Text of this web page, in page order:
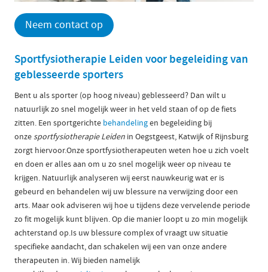
Neem contact op
Sportfysiotherapie Leiden voor begeleiding van
geblesseerde sporters
Bent u als sporter (op hoog niveau) geblesseerd? Dan wilt u
natuurlijk zo snel mogelijk weer in het veld staan of op de fiets
zitten. Een sportgerichte behandelingen begeleiding bij
onzesportfysiotherapie Leiden in Oegstgeest, Katwijk of Rijnsburg
zorgt hiervoor.Onze sportfysiotherapeuten weten hoe u zich voelt
en doen er alles aan om u zo snel mogelijk weer op niveau te
krijgen. Natuurlijk analyseren wij eerst nauwkeurig wat er is
gebeurd en behandelen wij uw blessure na verwijzing door een
arts. Maar ook adviseren wij hoe u tijdens deze vervelende periode
zo fit mogelijk kunt blijven. Op die manier loopt u zo min mogelijk
achterstand op.Is uw blessure complex of vraagt uw situatie
specifieke aandacht, dan schakelen wij een van onze andere
therapeuten in. Wij bieden namelijk